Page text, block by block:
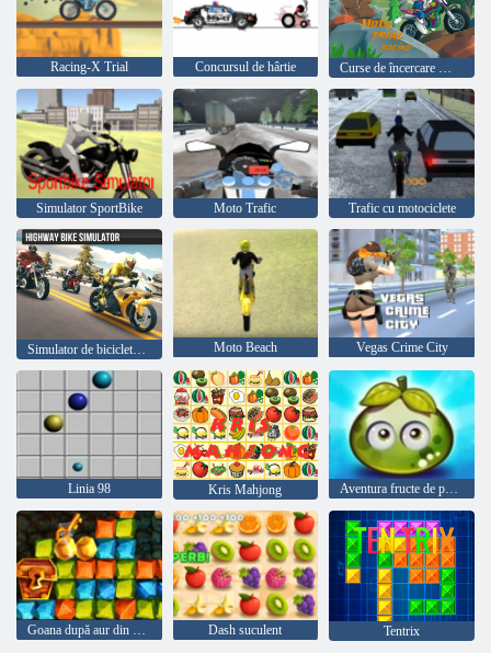
Racing-X Trial Concursul de hârtie Curse de încercare Moto
Simulator SportBike Moto Trafic Trafic cu motociclete
Moto Beach Vegas Crime City
Linia 98 Kris Mahjong Aventura fructe de padure suculente
Goana după aur din vânătoare de comori Dash suculent
Tentrix